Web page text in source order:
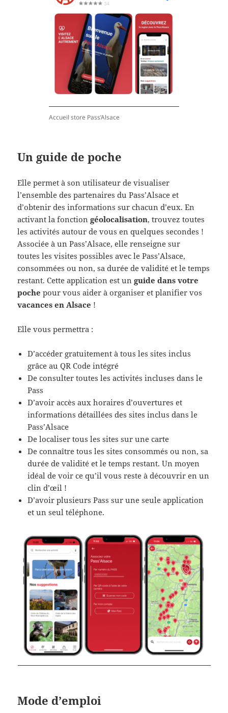
Accueil store Pass’Alsace
Un guide de poche
Elle permet à son utilisateur de visualiser
l’ensemble des partenaires du Pass’Alsace et
d’obtenir des informations sur chacun d’eux. En
activant la fonctiongéolocalisation, trouvez toutes
les activités autour de vous en quelques secondes !
Associée à un Pass’Alsace, elle renseigne sur
toutes les visites possibles avec le Pass’Alsace,
consommées ou non, sa durée de validité et le temps
restant. Cette application est unguide dans votre
poche pour vous aider à organiser et planifier vos
vacances en Alsace !
Elle vous permettra :
D’accéder gratuitement à tous les sites inclus
grâce au QR Code intégré
De consulter toutes les activités incluses dans le
Pass
D’avoir accès aux horaires d’ouvertures et
informations détaillées des sites inclus dans le
Pass’Alsace
De localiser tous les sites sur une carte
De connaître tous les sites consommés ou non, sa
durée de validité et le temps restant. Un moyen
idéal de voir ce qu’il vous reste à découvrir en un
clin d’œil !
D’avoir plusieurs Pass sur une seule application
et un seul téléphone.
Mode d’emploi